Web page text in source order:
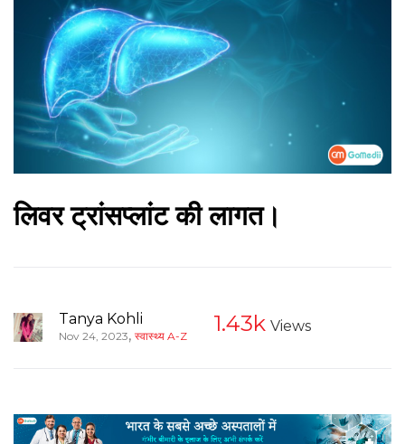
लिवर ट्रांसप्लांट की लागत।
Tanya Kohli
Nov 24, 2023, स्वास्थ्य A-Z 1.43k Views